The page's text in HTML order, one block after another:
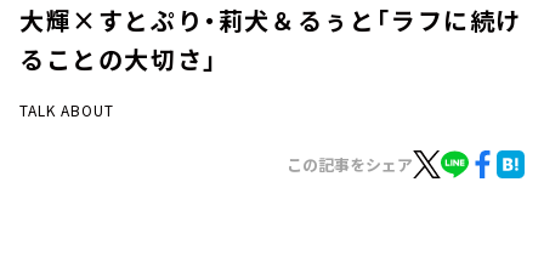
週間番組表
大輝×すとぷり・莉犬＆るぅと「ラフに続け
ることの大切さ」
TALK ABOUT
この記事をシェア